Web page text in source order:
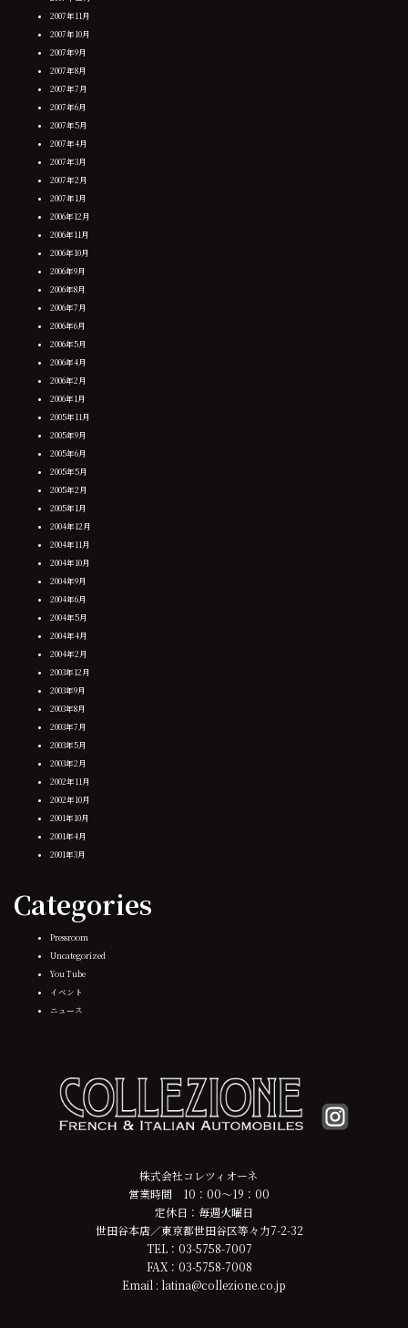
2007年11月
2007年10月
2007年9月
2007年8月
2007年7月
2007年6月
2007年5月
2007年4月
2007年3月
2007年2月
2007年1月
2006年12月
2006年11月
2006年10月
2006年9月
2006年8月
2006年7月
2006年6月
2006年5月
2006年4月
2006年2月
2006年1月
2005年11月
2005年9月
2005年6月
2005年5月
2005年2月
2005年1月
2004年12月
2004年11月
2004年10月
2004年9月
2004年6月
2004年5月
2004年4月
2004年2月
2003年12月
2003年9月
2003年8月
2003年7月
2003年5月
2003年2月
2002年11月
2002年10月
2001年10月
2001年4月
2001年3月
Categories
Pressroom
Uncategorized
You Tube
イベント
ニュース
株式会社コレツィオーネ
営業時間 10：00～19：00
定休日：毎週火曜日
世田谷本店／東京都世田谷区等々力7-2-32
TEL：03-5758-7007
FAX：03-5758-7008
Email : latina@collezione.co.jp